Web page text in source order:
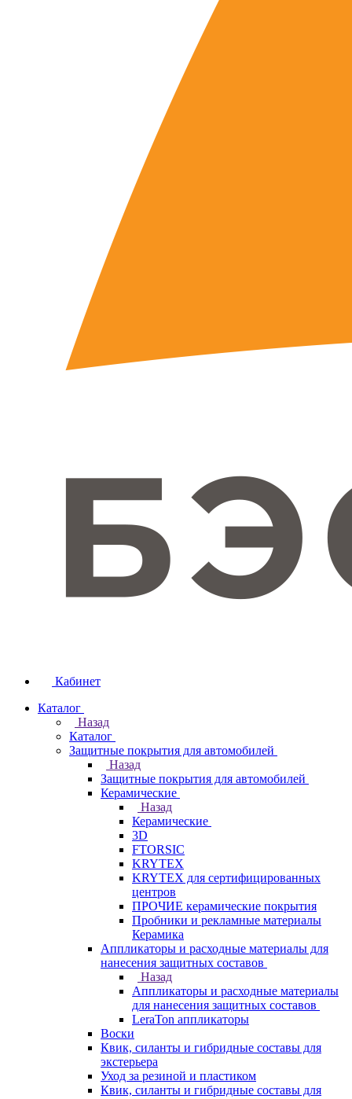
Кабинет
Каталог
Назад
Каталог
Защитные покрытия для автомобилей
Назад
Защитные покрытия для автомобилей
Керамические
Назад
Керамические
3D
FTORSIC
KRYTEX
KRYTEX для сертифицированных
центров
ПРОЧИЕ керамические покрытия
Пробники и рекламные материалы
Керамика
Аппликаторы и расходные материалы для
нанесения защитных составов
Назад
Аппликаторы и расходные материалы
для нанесения защитных составов
LeraTon аппликаторы
Воски
Квик, силанты и гибридные составы для
экстерьера
Уход за резиной и пластиком
Квик, силанты и гибридные составы для